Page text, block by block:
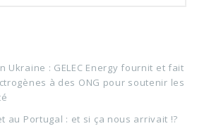
Ukraine : GELEC Energy fournit et fait
à des ONG pour soutenir les
au Portugal : et si ça nous arrivait !?